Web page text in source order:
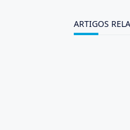
ARTIGOS